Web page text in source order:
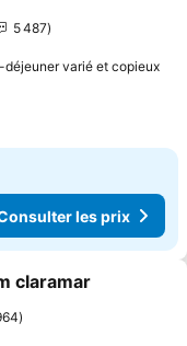
5 487
varié et copieux
les prix
mes favoris
claramar